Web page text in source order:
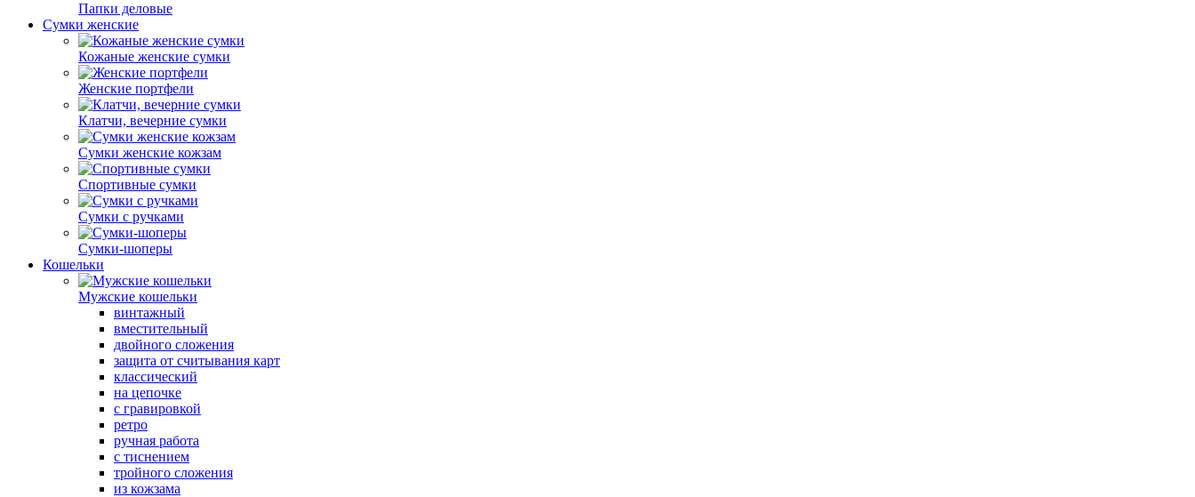
Папки деловые
Сумки женские
Кожаные женские сумки
Женские портфели
Клатчи, вечерние сумки
Сумки женские кожзам
Спортивные сумки
Сумки с ручками
Сумки-шоперы
Кошельки
Мужские кошельки
винтажный
вместительный
двойного сложения
защита от считывания карт
классический
на цепочке
с гравировкой
ретро
ручная работа
с тиснением
тройного сложения
из кожзама